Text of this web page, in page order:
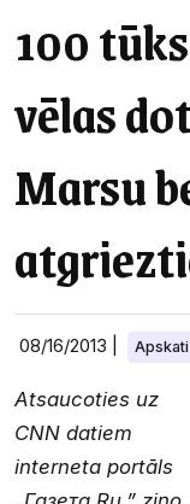
100
vēlas
Marsu
08/16/2013 Apskati
Atsaucoties uz
CNN datiem
interneta portāls